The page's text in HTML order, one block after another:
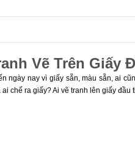
Vẽ Trên Giấy
ngày nay vì giấy sẵn, màu sẵn, ai
chế ra giấy? Ai vẽ tranh lên giấy đầu